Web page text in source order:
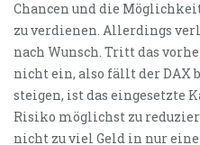
Chancen und die
zu verdienen. Allerdings
nach Wunsch. Tritt das
nicht ein, also fällt der DAX
steigen, ist das eingesetzte
Risiko möglichst zu
nicht zu viel Geld in nur